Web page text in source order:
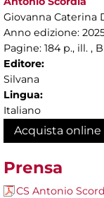
Giovanna Caterina
Anno edizione:
Pagine: 184 p., ill. ,
Editore:
Silvana
Lingua:
Italiano
Acquista online
Prensa
CS Antonio